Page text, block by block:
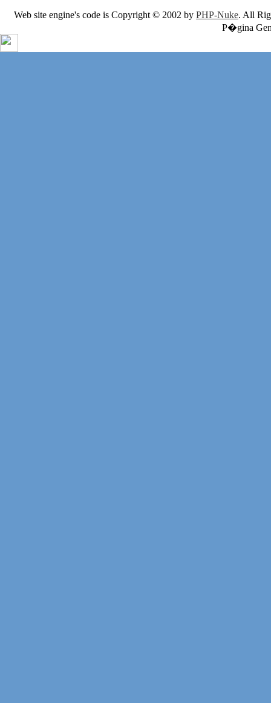
Web site engine's code is Copyright © 2002 by PHP-Nuke. All
P�gina